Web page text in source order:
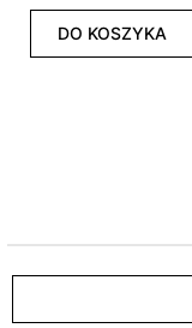
DO KOSZYKA